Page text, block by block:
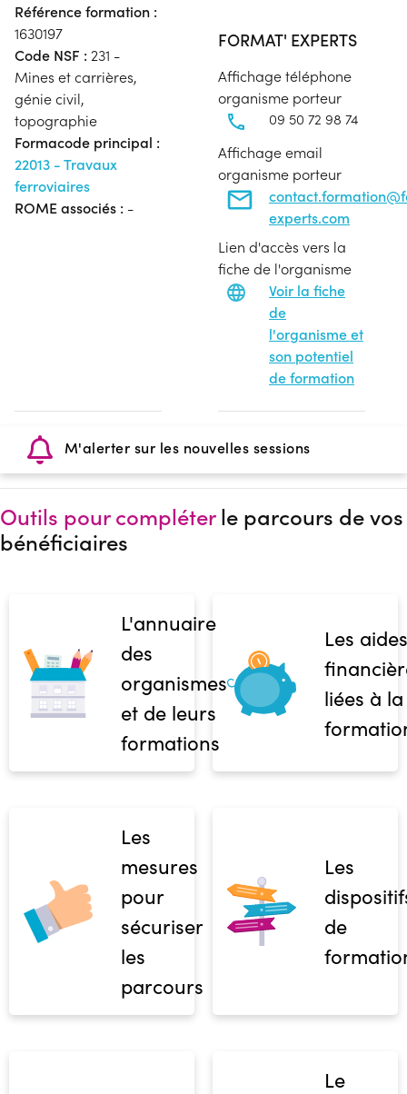
Référence formation :
1630197
Code NSF : 231 -
Mines et carrières,
génie civil,
topographie
Formacode principal :
22013 - Travaux
ferroviaires
ROME associés : -
FORMAT' EXPERTS
Affichage téléphone
organisme porteur
09 50 72 98 74
Affichage email
organisme porteur
experts.com
Lien d'accès vers la
fiche de l'organisme
Voir la fiche
de
l'organisme et
son potentiel
de formation
M'alerter sur les nouvelles sessions
Outils pour compléterle parcours de vos
bénéficiaires
L'annuaire
des
organismes
et de leurs
formations
Les aides
liées à la
Les
mesures
pour
sécuriser
les
parcours
Les
de
Le